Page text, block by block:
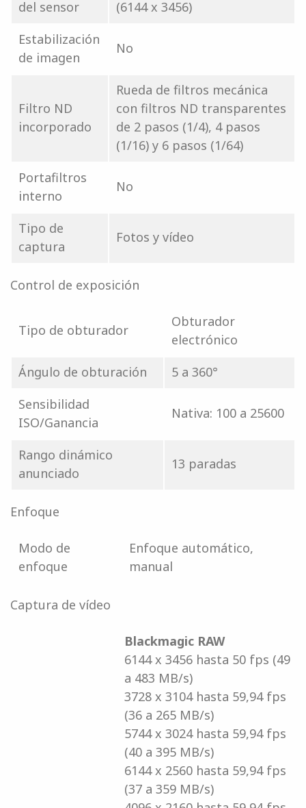
del sensor
(6144 x 3456)
Estabilización
de imagen
No
Filtro ND
incorporado
Rueda de filtros mecánica
con filtros ND transparentes
de 2 pasos (1/4), 4 pasos
(1/16) y 6 pasos (1/64)
Portafiltros
interno
No
Tipo de
captura
Fotos y vídeo
Control de exposición
Tipo de obturador
Obturador
electrónico
Ángulo de obturación
5 a 360°
Sensibilidad
ISO/Ganancia
Nativa: 100 a 25600
Rango dinámico
anunciado
13 paradas
Enfoque
Modo de
enfoque
Enfoque automático,
manual
Captura de vídeo
Blackmagic RAW
6144 x 3456 hasta 50 fps (49
a 483 MB/s)
3728 x 3104 hasta 59,94 fps
(36 a 265 MB/s)
5744 x 3024 hasta 59,94 fps
(40 a 395 MB/s)
6144 x 2560 hasta 59,94 fps
(37 a 359 MB/s)